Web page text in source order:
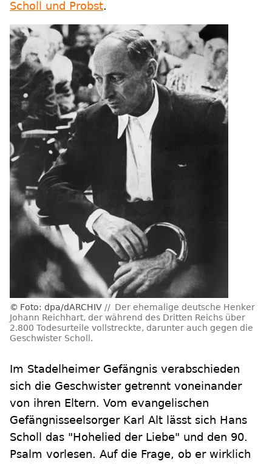
Scholl und Probst.
Foto: dpa/dARCHIV
Der ehemalige deutsche Henker
Johann Reichhart, der während des Dritten Reichs über
2.800 Todesurteile vollstreckte, darunter auch gegen die
Geschwister Scholl.
Im Stadelheimer Gefängnis verabschieden
sich die Geschwister getrennt voneinander
von ihren Eltern. Vom evangelischen
Gefängnisseelsorger Karl Alt lässt sich Hans
Scholl das "Hohelied der Liebe" und den 90.
Psalm vorlesen. Auf die Frage, ob er wirklich